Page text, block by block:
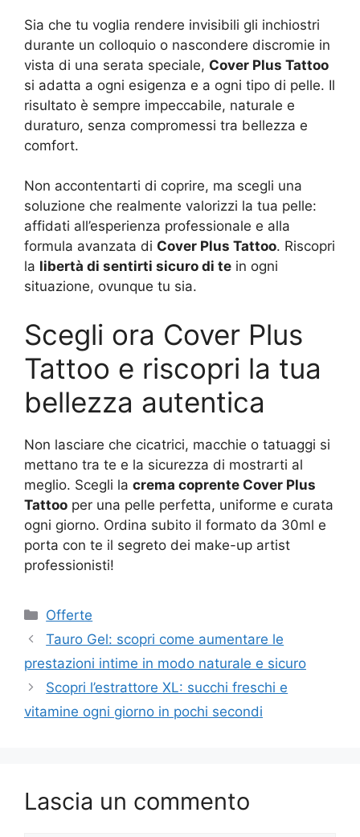
Sia che tu voglia rendere invisibili gli inchiostri
durante un colloquio o nascondere discromie in
vista di una serata speciale, Cover Plus Tattoo
si adatta a ogni esigenza e a ogni tipo di pelle. Il
risultato è sempre impeccabile, naturale e
duraturo, senza compromessi tra bellezza e
comfort.
Non accontentarti di coprire, ma scegli una
soluzione che realmente valorizzi la tua pelle:
affidati all’esperienza professionale e alla
formula avanzata di Cover Plus Tattoo. Riscopri
la libertà di sentirti sicuro di te in ogni
situazione, ovunque tu sia.
Scegli ora Cover Plus
Tattoo e riscopri la tua
bellezza autentica
Non lasciare che cicatrici, macchie o tatuaggi si
mettano tra te e la sicurezza di mostrarti al
meglio. Scegli la crema coprente Cover Plus
Tattoo per una pelle perfetta, uniforme e curata
ogni giorno. Ordina subito il formato da 30ml e
porta con te il segreto dei make-up artist
professionisti!
Categorie
Offerte
Tauro Gel: scopri come aumentare le
prestazioni intime in modo naturale e sicuro
Scopri l’estrattore XL: succhi freschi e
vitamine ogni giorno in pochi secondi
Lascia un commento